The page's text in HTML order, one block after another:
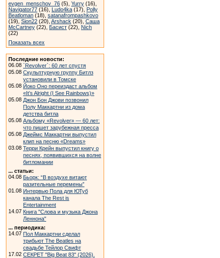
evgen_menschov_76 (5), Yurry (16),
Navigator77 (16), Ludo4ka (17), Polly
Beatloman (18), satanafrompashkovo
(19), Sion22 (20), Arshack (20), Саша
McCartney (22), Басист (22), Nich
(22)
Показать всех
Последние новости:
06.08 `Revolver`: 60 лет спустя
05.08 Скульптурную группу Битлз
установили в Томске
05.08 Йоко Оно переиздаст альбом
«It’s Alright (I See Rainbows)»
05.08 Джон Бон Джови позвонил
Полу Маккартни из дома
детства битла
05.08 Альбому «Revolver» — 60 лет:
что пишет зарубежная пресса
05.08 Джеймс Маккартни выпустил
клип на песню «Dreams»
03.08 Терри Крейн выпустил книгу о
песнях, появившихся на волне
битломании
... статьи:
04.08 Бьорк: “В воздухе витают
разительные перемены”
01.08 Интервью Пола для ЮТуб
канала The Rest is
Entertainment
14.07 Книга "Слова и музыка Джона
Леннона"
... периодика:
14.07 Пол Маккартни сделал
трибьют The Beatles на
свадьбе Тейлор Свифт
17.02 СЕКРЕТ "Big Beat 83" (2026).